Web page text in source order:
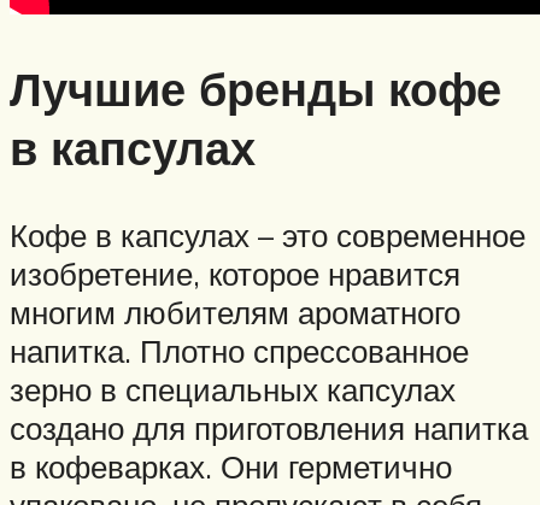
Лучшие бренды кофе
в капсулах
Кофе в капсулах – это современное
изобретение, которое нравится
многим любителям ароматного
напитка. Плотно спрессованное
зерно в специальных капсулах
создано для приготовления напитка
в кофеварках. Они герметично